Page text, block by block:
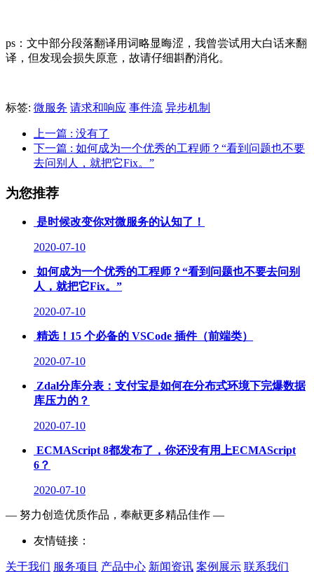
ps：文中部分段落翻译用词略显晦涩，我曾尝试用大白话来翻
译，但发现会损失原意，故请仔细斟酌消化。
标签: 微服务 请求和响应 事件流 异步机制
上一篇 : 没有了
下一篇 : 如何成为一个优秀的工程师？“看到问题也不要
去问别人，就把它Fix。”
为您推荐
是时候改变你对微服务的认知了！
2020-07-10
如何成为一个优秀的工程师？“看到问题也不要去问别
人，就把它Fix。”
2020-07-10
精选！15 个必备的 VSCode 插件（前端类）
2020-07-10
Zdal分库分表：支付宝是如何在分布式环境下完爆数据
库压力的？
2020-07-10
ECMAScript 8都发布了，你还没有用上ECMAScript
6？
2020-07-10
— 努力创造优质作品，奉献更多精品佳作 —
友情链接：
关于我们 服务项目 产品中心 新闻资讯 案例展示 联系我们